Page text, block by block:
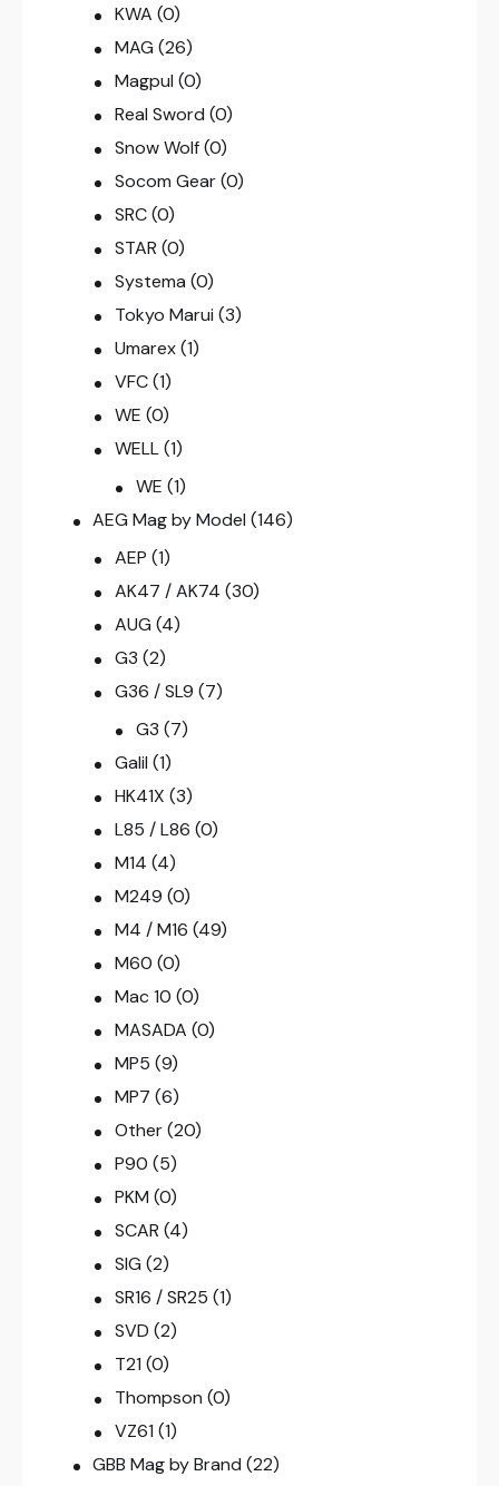
KWA (0)
MAG (26)
Magpul (0)
Real Sword (0)
Snow Wolf (0)
Socom Gear (0)
SRC (0)
STAR (0)
Systema (0)
Tokyo Marui (3)
Umarex (1)
VFC (1)
WE (0)
WELL (1)
WE (1)
AEG Mag by Model (146)
AEP (1)
AK47 / AK74 (30)
AUG (4)
G3 (2)
G36 / SL9 (7)
G3 (7)
Galil (1)
HK41X (3)
L85 / L86 (0)
M14 (4)
M249 (0)
M4 / M16 (49)
M60 (0)
Mac 10 (0)
MASADA (0)
MP5 (9)
MP7 (6)
Other (20)
P90 (5)
PKM (0)
SCAR (4)
SIG (2)
SR16 / SR25 (1)
SVD (2)
T21 (0)
Thompson (0)
VZ61 (1)
GBB Mag by Brand (22)